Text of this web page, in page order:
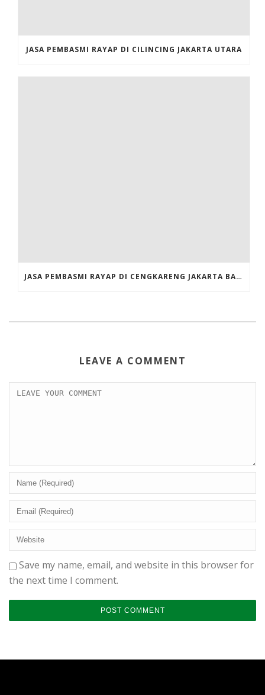
JASA PEMBASMI RAYAP DI CILINCING JAKARTA UTARA
JASA PEMBASMI RAYAP DI CENGKARENG JAKARTA BARAT
LEAVE A COMMENT
Save my name, email, and website in this browser for
the next time I comment.